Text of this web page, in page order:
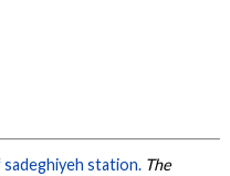
station. The